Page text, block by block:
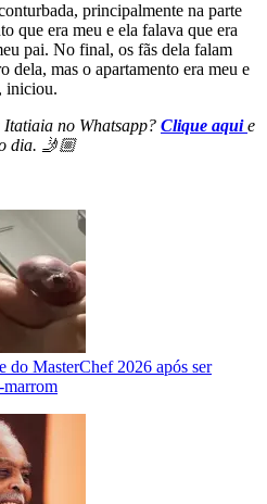
principalmente na parte
que era meu e ela falava que era
pai. No final, os fãs dela falam
dela, mas o apartamento era meu e
iniciou.
Itatiaia no Whatsapp? Clique aquie
dia. 🤳🏼
do MasterChef 2026 após ser
marrom